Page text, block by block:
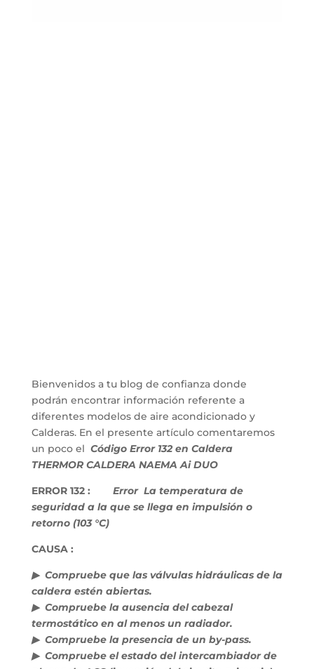
Bienvenidos a tu blog de confianza donde
podrán encontrar información referente a
diferentes modelos de aire acondicionado y
Calderas. En el presente artículo comentaremos
un poco el Código Error 132 en Caldera
THERMOR CALDERA NAEMA Ai DUO
ERROR 132 :
Error La temperatura de
seguridad a la que se llega en impulsión o
retorno (103 °C)
CAUSA :
▶ Compruebe que las válvulas hidráulicas de la
caldera estén abiertas.
▶ Compruebe la ausencia del cabezal
termostático en al menos un radiador.
▶ Compruebe la presencia de un by-pass.
▶ Compruebe el estado del intercambiador de